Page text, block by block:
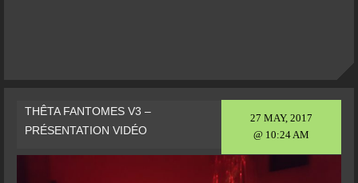
27 MAY, 2017
@ 10:24 AM
THÊTA FANTOMES V3 –
PRÉSENTATION VIDÉO